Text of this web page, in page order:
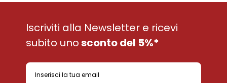
Iscriviti alla Newsletter e ricevi
subito unosconto del 5%*